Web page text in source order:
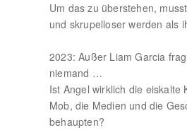
Um das zu überstehen,
und skrupelloser werden als
2023: Außer Liam Garcia
niemand …
Ist Angel wirklich die eiskalte
Mob, die Medien und die
behaupten?